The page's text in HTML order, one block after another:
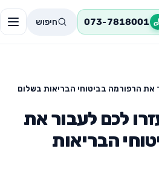
073-7818001 חיפוש
לכם לעבור את
הבריאות